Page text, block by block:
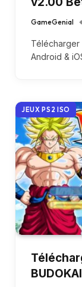
GameGenial
Télécharger
Android &
JEUX PS2 ISO